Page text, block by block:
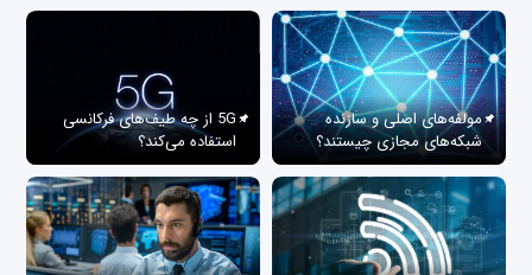
مولفه‌های اصلی و سازنده
شبکه‌های مجازی چیستند؟
5G از چه طیف‌های فرکانسی
استفاده می‌کند؟